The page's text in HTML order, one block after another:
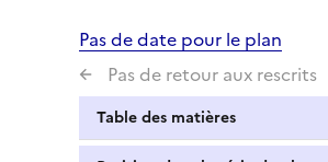
Pas de date pour le plan
Pas de retour aux rescrits
Table des matières